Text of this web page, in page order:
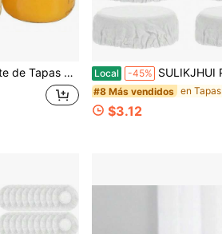
Fugas, Pico de Vertido Fácil, Convierte tu Frasco Mason en Jarra, Junta de Sello de Silicona, Frascos No Incluidos Local -45% SULIKJHUI Paquete de 10 Cubiertas para Masa Madre, Cubierta de Algodón para Tarro de Masa Madre, Tela Transpirable y Reutilizable para
#8 Más vendidos
$3.12